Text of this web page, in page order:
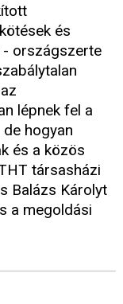
és
országszerte
lépnek fel a
hogyan
és a közös
társasházi
Balázs Károlyt
a megoldási